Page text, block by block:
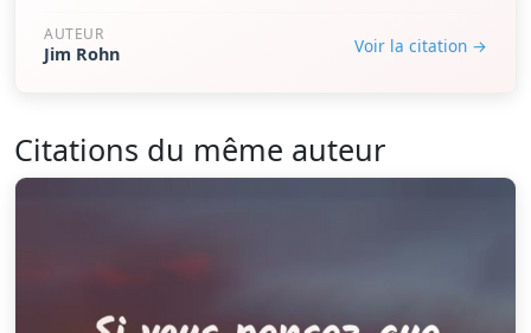
AUTEUR
Jim Rohn Voir la citation →
Citations du même auteur